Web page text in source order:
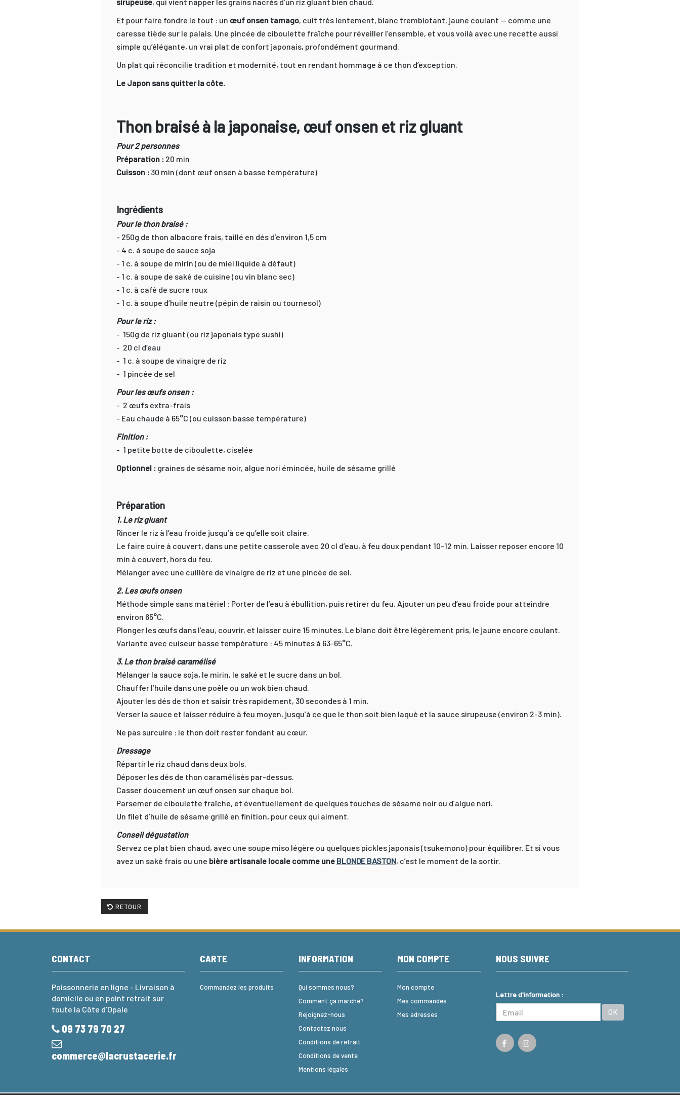
Et pour faire fondre le tout : un œuf onsen tamago, cuit très lentement, blanc tremblotant, jaune coulant — comme une
caresse tiède sur le palais. Une pincée de ciboulette fraîche pour réveiller l’ensemble, et vous voilà avec une recette aussi
simple qu’élégante, un vrai plat de confort japonais, profondément gourmand.
Un plat qui réconcilie tradition et modernité, tout en rendant hommage à ce thon d’exception.
Le Japon sans quitter la côte.
Thon braisé à la japonaise, œuf onsen et riz gluant
Pour 2 personnes
Préparation :20 min
Cuisson :30 min (dont œuf onsen à basse température)
Ingrédients
Pour le thon braisé :
- 250g de thon albacore frais, taillé en dés d’environ 1,5 cm
- 4 c. à soupe de sauce soja
- 1 c. à soupe de mirin (ou de miel liquide à défaut)
- 1 c. à soupe de saké de cuisine (ou vin blanc sec)
- 1 c. à café de sucre roux
- 1 c. à soupe d’huile neutre (pépin de raisin ou tournesol)
Pour le riz :
- 150g de riz gluant (ou riz japonais type sushi)
- 20 cl d’eau
- 1 c. à soupe de vinaigre de riz
- 1 pincée de sel
Pour les œufs onsen :
- 2 œufs extra-frais
- Eau chaude à 65°C (ou cuisson basse température)
Finition :
- 1 petite botte de ciboulette, ciselée
Optionnel :graines de sésame noir, algue nori émincée, huile de sésame grillé
Préparation
1. Le riz gluant
Rincer le riz à l’eau froide jusqu’à ce qu’elle soit claire.
Le faire cuire à couvert, dans une petite casserole avec 20 cl d’eau, à feu doux pendant 10-12 min. Laisser reposer encore 10
min à couvert, hors du feu.
Mélanger avec une cuillère de vinaigre de riz et une pincée de sel.
2. Les œufs onsen
Méthode simple sans matériel : Porter de l’eau à ébullition, puis retirer du feu. Ajouter un peu d’eau froide pour atteindre
environ 65°C.
Plonger les œufs dans l’eau, couvrir, et laisser cuire 15 minutes. Le blanc doit être légèrement pris, le jaune encore coulant.
Variante avec cuiseur basse température : 45 minutes à 63-65°C.
3. Le thon braisé caramélisé
Mélanger la sauce soja, le mirin, le saké et le sucre dans un bol.
Chauffer l’huile dans une poêle ou un wok bien chaud.
Ajouter les dés de thon et saisir très rapidement, 30 secondes à 1 min.
Verser la sauce et laisser réduire à feu moyen, jusqu’à ce que le thon soit bien laqué et la sauce sirupeuse (environ 2-3 min).
Ne pas surcuire : le thon doit rester fondant au cœur.
Dressage
Répartir le riz chaud dans deux bols.
Déposer les dés de thon caramélisés par-dessus.
Casser doucement un œuf onsen sur chaque bol.
Parsemer de ciboulette fraîche, et éventuellement de quelques touches de sésame noir ou d’algue nori.
Un filet d’huile de sésame grillé en finition, pour ceux qui aiment.
Conseil dégustation
Servez ce plat bien chaud, avec une soupe miso légère ou quelques pickles japonais (tsukemono) pour équilibrer. Et si vous
avez un saké frais ou une bière artisanale locale comme une BLONDE BASTON, c’est le moment de la sortir.
RETOUR
CONTACT
Poissonnerie en ligne - Livraison à
domicile ou en point retrait sur
toute la Côte d'Opale
09 73 79 70 27
commerce@lacrustacerie.fr
CARTE
Commandez les produits
INFORMATION
Qui sommes nous?
Comment ça marche?
Rejoignez-nous
Contactez nous
Conditions de retrait
Conditions de vente
Mentions légales
MON COMPTE
Mon compte
Mes commandes
Mes adresses
NOUS SUIVRE
Lettre d'information :
OK